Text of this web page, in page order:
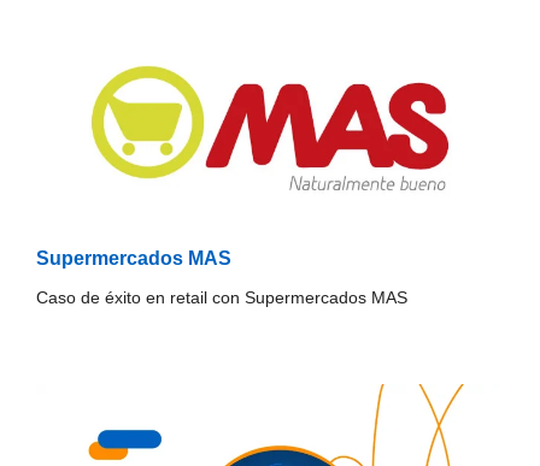
Supermercados MAS
Caso de éxito en retail con Supermercados MAS